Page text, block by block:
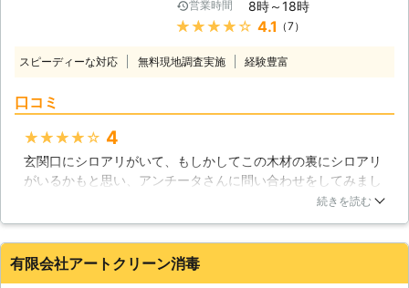
在住 匿名 [ご依頼内容] 空き家のシロ
アリ駆除を希望。 ■発生場所：空き
年数：40年 →→→施工料金21,600円
■建物：木造2階建て ■建坪：不明 ■
築年数：不明 →→→施工料金21,600
千代田区在住 匿名 [ご依頼内容] シロ
アリ駆除を希望。 ■発生場所：自宅
内【複数箇所】 ■建物：木造 ■建
お客様にご利用いただく老舗の駆除業
者としてお客様のご依頼をお待ちして
籍！住まいに根付くシロアリを徹底駆
る薬剤・建築・木材などの知識も豊富
です。 そのため、お客様の住まいや
被害状況に合わせた適切で安全な駆除
作業のご提案が可能です。 調査は無
料ですので、まずはお気軽にお問い合
わせください。 <5年保証【「しろあ
営業時間 8時～18時
★★★★★ 4.1 （7）
スピーディーな対応 無料現地調査実施 経験豊富
口コミ
★★★★★ 4
玄関口にシロアリがいて、もしかしてこの木材の裏にシロアリ
がいるかもと思い、アンチータさんに問い合わせをしてみまし
た。調査にきてもらい、玄関口の柱の中にシロアリがいまし
べきだったと後悔するのはさておき、すぐに駆除と予防をお願
いしました。予防に使う薬の詳細や、駆除の仕方など、詳しく
続きを読む
有限会社アートクリーン消毒